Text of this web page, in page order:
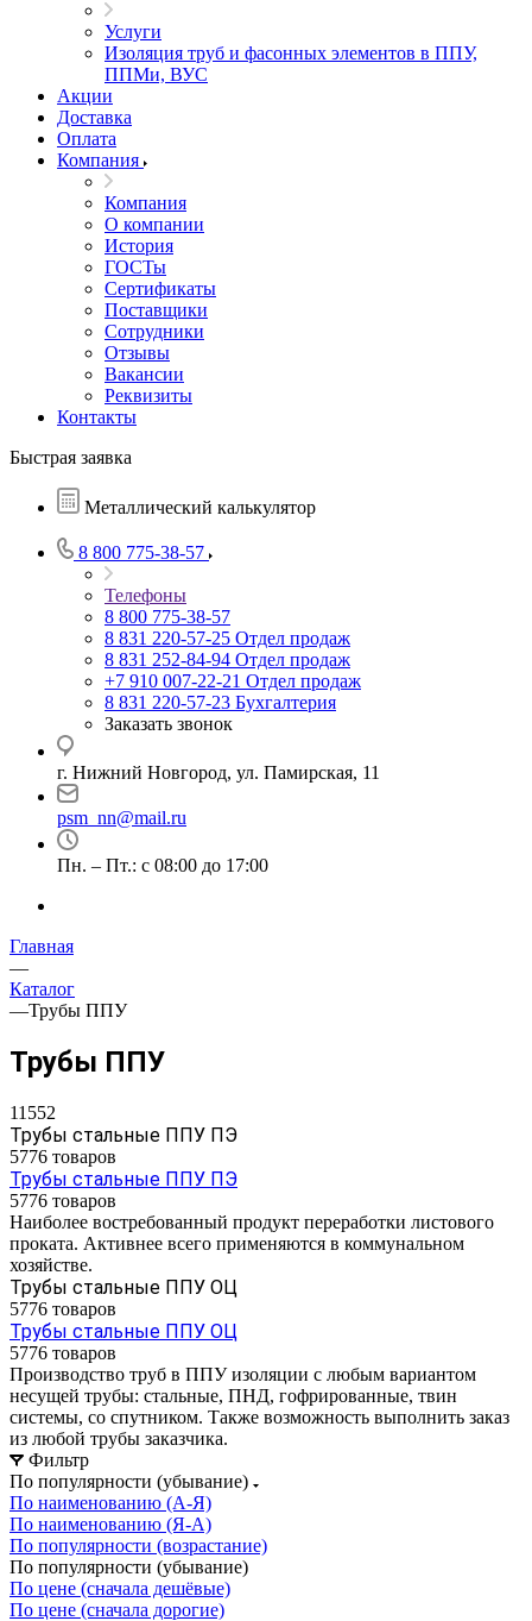
Услуги
Изоляция труб и фасонных элементов в ППУ,
ППМи, ВУС
Акции
Доставка
Оплата
Компания
Компания
О компании
История
ГОСТы
Сертификаты
Поставщики
Сотрудники
Отзывы
Вакансии
Реквизиты
Контакты
Быстрая заявка
Металлический калькулятор
8 800 775-38-57
Телефоны
8 800 775-38-57
8 831 220-57-25 Отдел продаж
8 831 252-84-94 Отдел продаж
+7 910 007-22-21 Отдел продаж
8 831 220-57-23 Бухгалтерия
Заказать звонок
г. Нижний Новгород, ул. Памирская, 11
psm_nn@mail.ru
Пн. – Пт.: с 08:00 до 17:00
Главная
—
Каталог
—Трубы ППУ
Трубы ППУ
11552
Трубы стальные ППУ ПЭ
5776 товаров
Трубы стальные ППУ ПЭ
5776 товаров
Наиболее востребованный продукт переработки листового
проката. Активнее всего применяются в коммунальном
хозяйстве.
Трубы стальные ППУ ОЦ
5776 товаров
Трубы стальные ППУ ОЦ
5776 товаров
Производство труб в ППУ изоляции с любым вариантом
несущей трубы: стальные, ПНД, гофрированные, твин
системы, со спутником. Также возможность выполнить заказ
из любой трубы заказчика.
Фильтр
По популярности (убывание)
По наименованию (А-Я)
По наименованию (Я-А)
По популярности (возрастание)
По популярности (убывание)
По цене (сначала дешёвые)
По цене (сначала дорогие)